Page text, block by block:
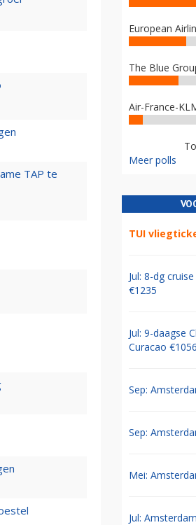
TAP te
European
The Blue
Air-France-
Meer polls
TUI
Jul: 8-dg
€1235
Jul: 9-daagse
Curacao €1056
Sep:
Sep:
Mei:
Jul: